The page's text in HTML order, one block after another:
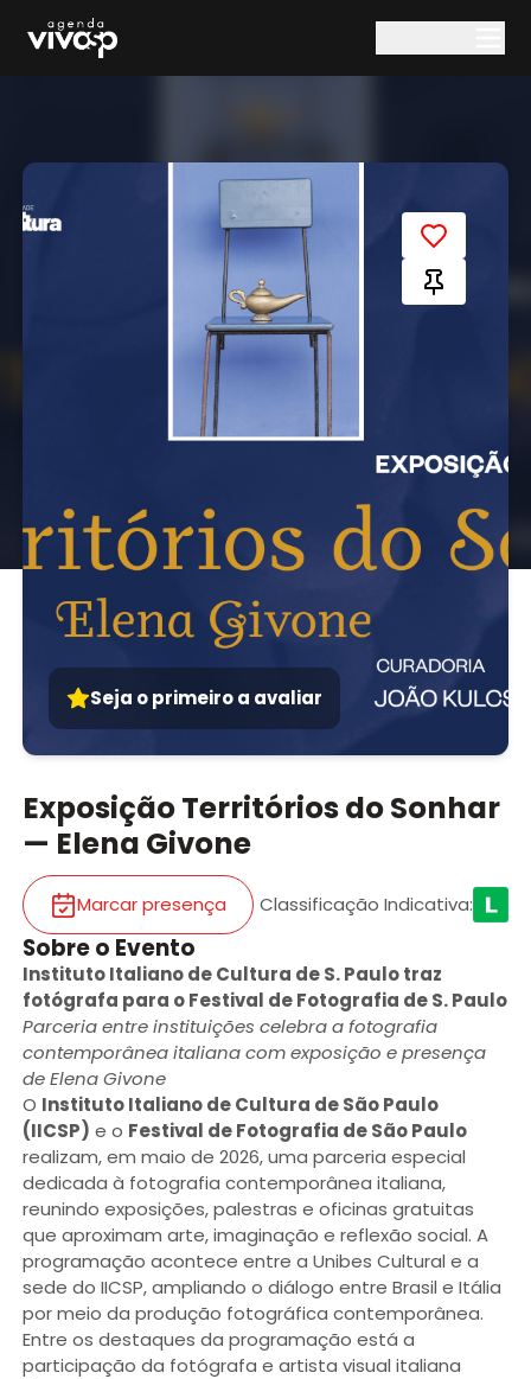
Seja o primeiro a avaliar
Exposição Territórios do Sonhar
— Elena Givone
Marcar presença Classificação Indicativa:
Sobre o Evento
Instituto Italiano de Cultura de S. Paulo traz
fotógrafa para o Festival de Fotografia de S. Paulo
Parceria entre instituições celebra a fotografia
contemporânea italiana com exposição e presença
de Elena Givone
O Instituto Italiano de Cultura de São Paulo
(IICSP) e o Festival de Fotografia de São Paulo
realizam, em maio de 2026, uma parceria especial
dedicada à fotografia contemporânea italiana,
reunindo exposições, palestras e oficinas gratuitas
que aproximam arte, imaginação e reflexão social. A
programação acontece entre a Unibes Cultural e a
sede do IICSP, ampliando o diálogo entre Brasil e Itália
por meio da produção fotográfica contemporânea.
Entre os destaques da programação está a
participação da fotógrafa e artista visual italiana